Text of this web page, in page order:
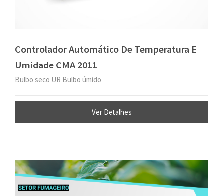
Controlador Automático De Temperatura E
Umidade CMA 2011
Bulbo seco UR Bulbo úmido
Ver Detalhes